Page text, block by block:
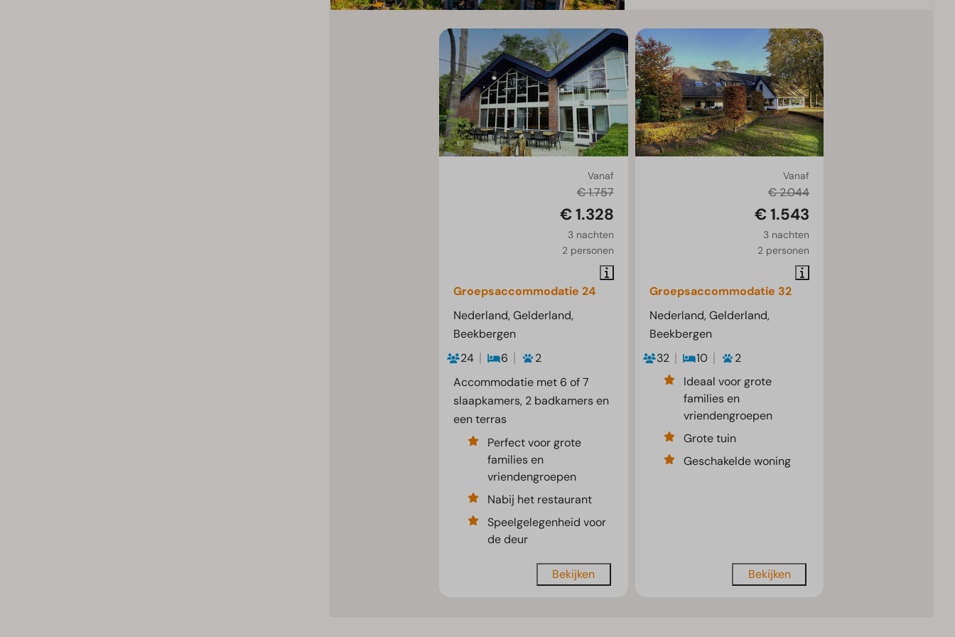
Vanaf
€ 1.757
€ 1.328
3 nachten
2 personen
Groepsaccommodatie 24
Nederland, Gelderland,
Beekbergen
24
6
2
Accommodatie met 6 of 7
slaapkamers, 2 badkamers en
een terras
Perfect voor grote
families en
vriendengroepen
Nabij het restaurant
Speelgelegenheid voor
de deur
Bekijken
Vanaf
€ 2.044
€ 1.543
3 nachten
2 personen
Groepsaccommodatie 32
Nederland, Gelderland,
Beekbergen
32
10
2
Ideaal voor grote
families en
vriendengroepen
Grote tuin
Geschakelde woning
Bekijken